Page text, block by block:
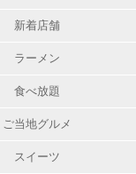
新着店舗
ラーメン
食べ放題
ご当地グルメ
スイーツ